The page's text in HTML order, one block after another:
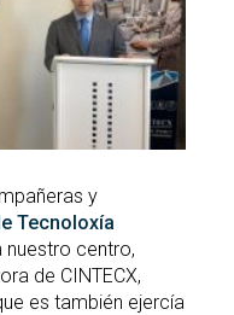
y
Tecnoloxía
nuestro centro,
de CINTECX,
es también ejercía